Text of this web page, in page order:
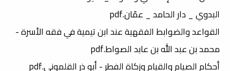
البدوي _ دار الحامد _ عمّان.pdf
القواعد والضوابط الفقهية عند ابن تيمية في فقه الأسرة -
محمد بن عبد الله بن عابد الصواط.pdf
أحكام الصيام والقيام وزكاة الفطر - أبو ذر القلموني.pdf